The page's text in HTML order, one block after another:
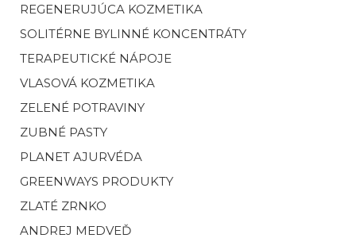
REGENERUJÚCA KOZMETIKA
SOLITÉRNE BYLINNÉ KONCENTRÁTY
TERAPEUTICKÉ NÁPOJE
VLASOVÁ KOZMETIKA
ZELENÉ POTRAVINY
ZUBNÉ PASTY
PLANET AJURVÉDA
GREENWAYS PRODUKTY
ZLATÉ ZRNKO
ANDREJ MEDVEĎ